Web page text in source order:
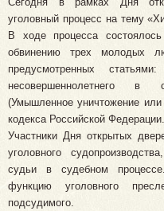
уголовный процесс на тему
В ходе процесса
обвинению трех молодых
предусмотренных
несовершеннолетнего в
(Умышленное уничтожение
кодекса Российской Федерации.
Участники Дня открытых
уголовного
судьи в судебном
функцию уголовного
подсудимого.